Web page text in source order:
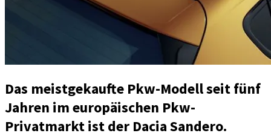
Das meistgekaufte Pkw-Modell seit fünf
Jahren im europäischen Pkw-
Privatmarkt ist der Dacia Sandero.